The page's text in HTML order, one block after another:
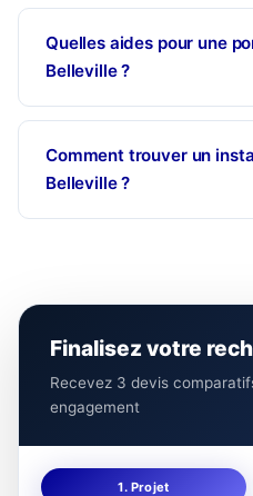
Quelles aides pour une
Belleville ?
Comment trouver un
Belleville ?
Finalisez votre
Recevez 3 devis
engagement
1. Projet